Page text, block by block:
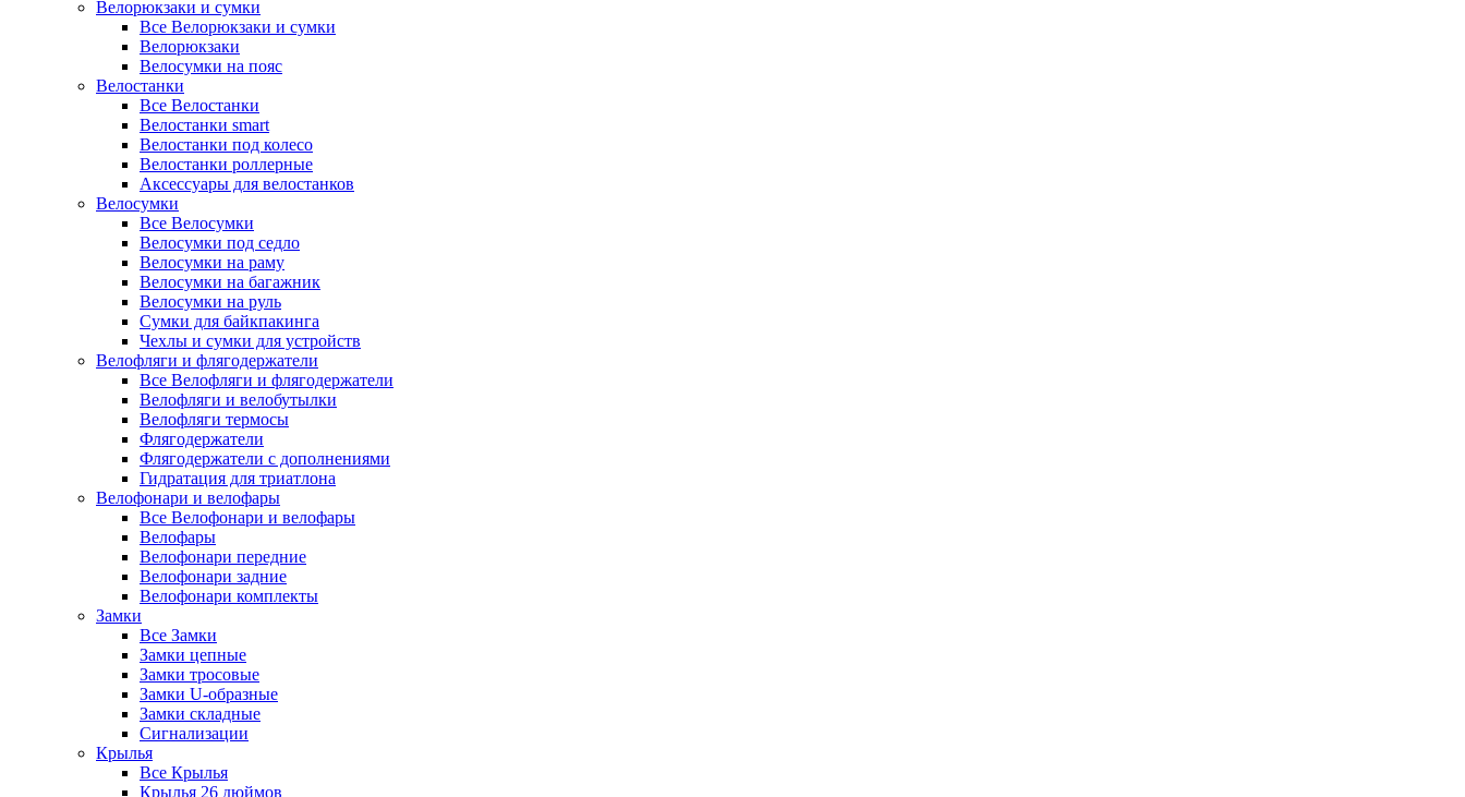
Велорюкзаки и сумки
Все Велорюкзаки и сумки
Велорюкзаки
Велосумки на пояс
Велостанки
Все Велостанки
Велостанки smart
Велостанки под колесо
Велостанки роллерные
Аксессуары для велостанков
Велосумки
Все Велосумки
Велосумки под седло
Велосумки на раму
Велосумки на багажник
Велосумки на руль
Сумки для байкпакинга
Чехлы и сумки для устройств
Велофляги и флягодержатели
Все Велофляги и флягодержатели
Велофляги и велобутылки
Велофляги термосы
Флягодержатели
Флягодержатели с дополнениями
Гидратация для триатлона
Велофонари и велофары
Все Велофонари и велофары
Велофары
Велофонари передние
Велофонари задние
Велофонари комплекты
Замки
Все Замки
Замки цепные
Замки тросовые
Замки U-образные
Замки складные
Сигнализации
Крылья
Все Крылья
Крылья 26 дюймов